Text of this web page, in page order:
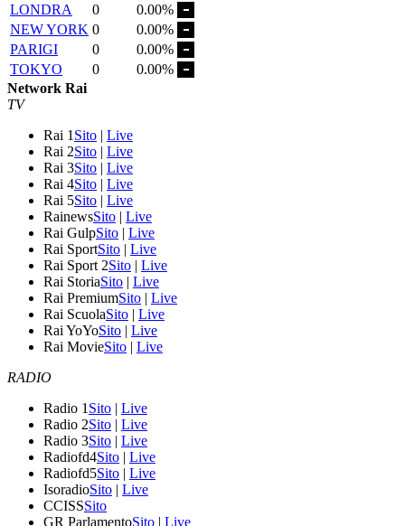
LONDRA
0
0.00%
NEW YORK 0
0.00%
PARIGI
0
0.00%
TOKYO
0
0.00%
Network Rai
TV
Rai 1 Sito | Live
Rai 2Sito | Live
Rai 3Sito | Live
Rai 4Sito | Live
Rai 5Sito | Live
RainewsSito | Live
Rai GulpSito | Live
Rai SportSito | Live
Rai Sport 2Sito | Live
Rai StoriaSito | Live
Rai PremiumSito | Live
Rai ScuolaSito | Live
Rai YoYoSito | Live
Rai MovieSito | Live
RADIO
Radio 1 Sito | Live
Radio 2Sito | Live
Radio 3Sito | Live
Radiofd4Sito | Live
Radiofd5Sito | Live
IsoradioSito | Live
CCISSSito
GR ParlamentoSito | Live